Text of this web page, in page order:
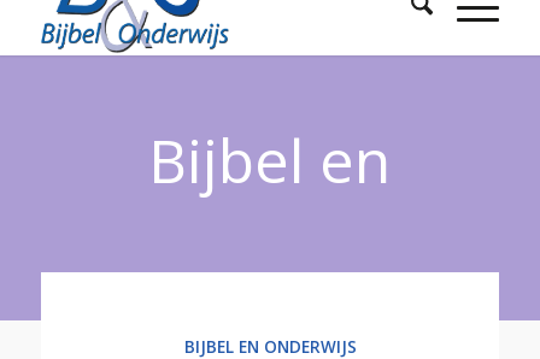
Bijbel en
Onderwijs
BIJBEL EN ONDERWIJS